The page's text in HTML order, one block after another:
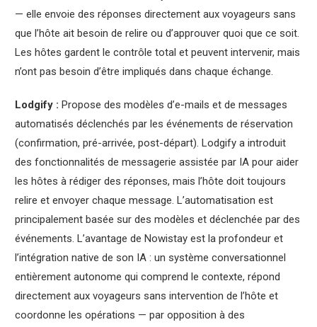
— elle envoie des réponses directement aux voyageurs sans
que l’hôte ait besoin de relire ou d’approuver quoi que ce soit.
Les hôtes gardent le contrôle total et peuvent intervenir, mais
n’ont pas besoin d’être impliqués dans chaque échange.
Lodgify : Propose des modèles d’e-mails et de messages
automatisés déclenchés par les événements de réservation
(confirmation, pré-arrivée, post-départ). Lodgify a introduit
des fonctionnalités de messagerie assistée par IA pour aider
les hôtes à rédiger des réponses, mais l’hôte doit toujours
relire et envoyer chaque message. L’automatisation est
principalement basée sur des modèles et déclenchée par des
événements. L’avantage de Nowistay est la profondeur et
l’intégration native de son IA : un système conversationnel
entièrement autonome qui comprend le contexte, répond
directement aux voyageurs sans intervention de l’hôte et
coordonne les opérations — par opposition à des